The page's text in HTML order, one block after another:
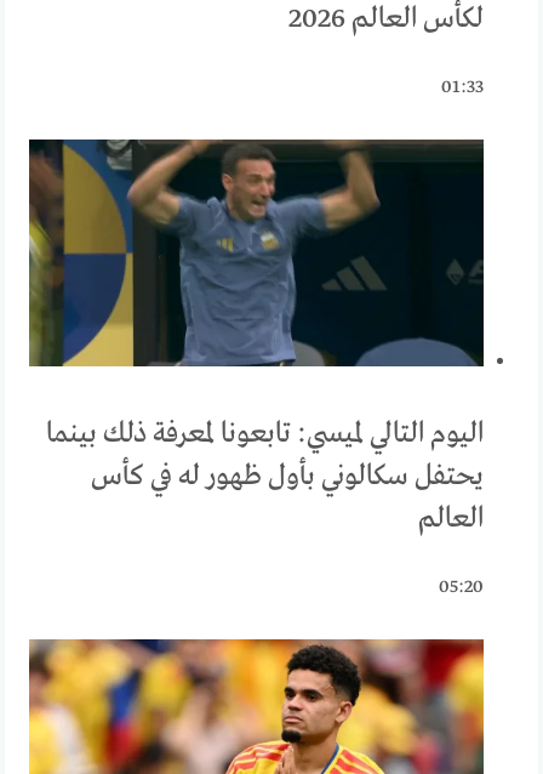
لكأس العالم 2026
01:33
اليوم التالي لميسي: تابعونا لمعرفة ذلك بينما
يحتفل سكالوني بأول ظهور له في كأس
العالم
05:20